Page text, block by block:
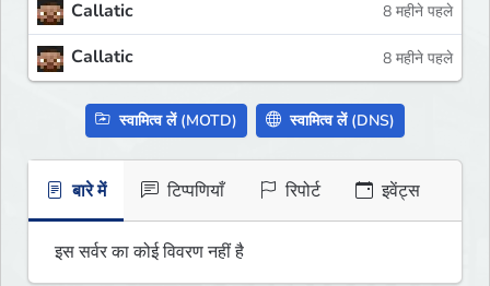
Callatic 8 महीने पहले
Callatic 8 महीने पहले
स्वामित्व लें (MOTD) स्वामित्व लें (DNS)
बारे में टिप्पणियाँ रिपोर्ट इवेंट्स
इस सर्वर का कोई विवरण नहीं है